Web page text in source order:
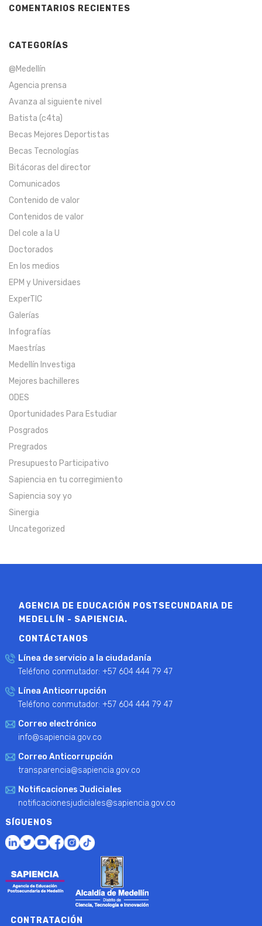
COMENTARIOS RECIENTES
CATEGORÍAS
@Medellín
Agencia prensa
Avanza al siguiente nivel
Batista (c4ta)
Becas Mejores Deportistas
Becas Tecnologías
Bitácoras del director
Comunicados
Contenido de valor
Contenidos de valor
Del cole a la U
Doctorados
En los medios
EPM y Universidaes
ExperTIC
Galerías
Infografías
Maestrías
Medellín Investiga
Mejores bachilleres
ODES
Oportunidades Para Estudiar
Posgrados
Pregrados
Presupuesto Participativo
Sapiencia en tu corregimiento
Sapiencia soy yo
Sinergia
Uncategorized
AGENCIA DE EDUCACIÓN POSTSECUNDARIA DE
MEDELLÍN - SAPIENCIA.
CONTÁCTANOS
Línea de servicio a la ciudadanía
Teléfono conmutador: +57 604 444 79 47
Línea Anticorrupción
Teléfono conmutador: +57 604 444 79 47
Correo electrónico
info@sapiencia.gov.co
Correo Anticorrupción
transparencia@sapiencia.gov.co
Notificaciones Judiciales
notificacionesjudiciales@sapiencia.gov.co
SÍGUENOS
CONTRATACIÓN